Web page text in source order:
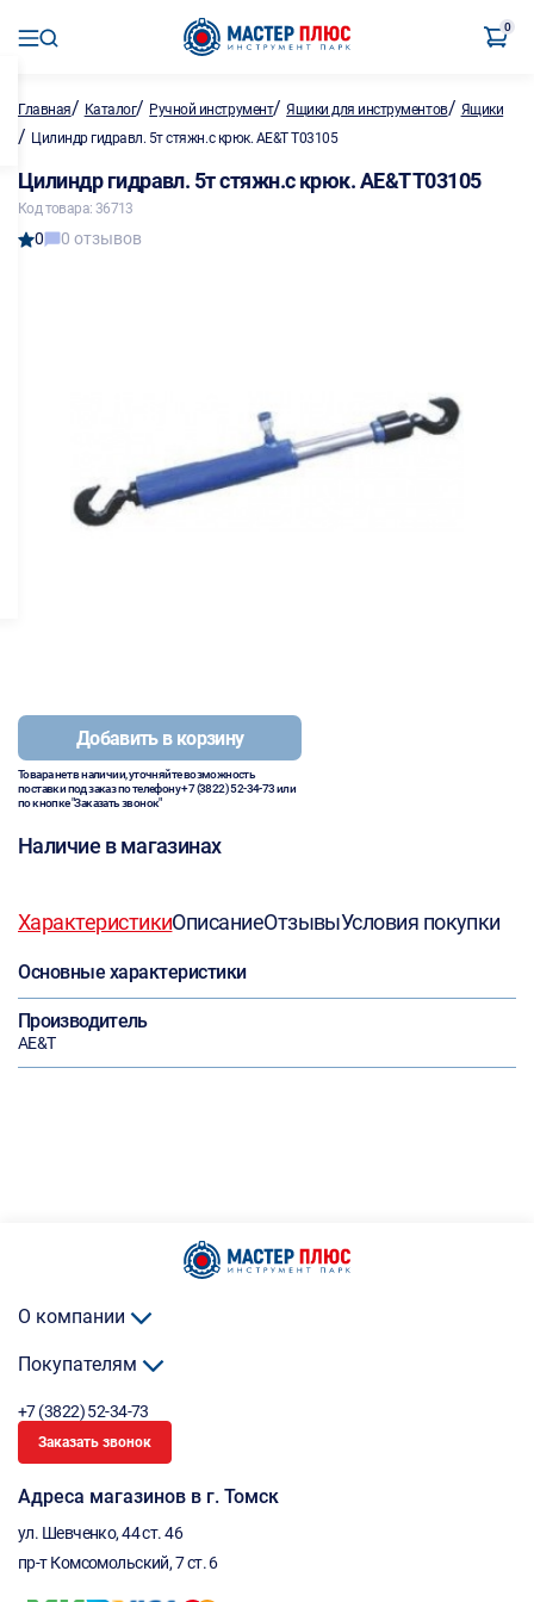
0
Главная/ Каталог/ Ручной инструмент/Ящики для инструментов/ Ящики
/ Цилиндр гидравл. 5т стяжн.с крюк. AE&T T03105
Цилиндр гидравл. 5т стяжн.с крюк. AE&T T03105
Код товара: 36713
0 0 отзывов
Добавить в корзину
Товара нет в наличии, уточняйте возможность
поставки под заказ по телефону+7 (3822) 52-34-73или
по кнопке "Заказать звонок"
Наличие в магазинах
ХарактеристикиОписаниеОтзывыУсловия покупки
Основные характеристики
Производитель
AE&T
О компании
Покупателям
+7 (3822) 52-34-73
Заказать звонок
Адреса магазинов в г. Томск
ул. Шевченко, 44 ст. 46
пр-т Комсомольский, 7 ст. 6